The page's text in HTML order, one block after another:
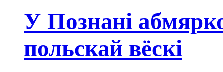
У Познані
польскай вёскі